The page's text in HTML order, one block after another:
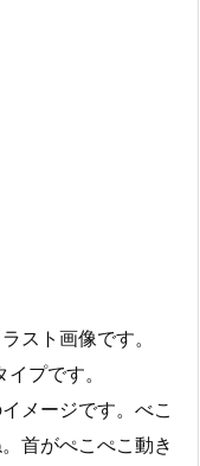
スト画像です。
プです。
メージです。べこ
首がぺこぺこ動き